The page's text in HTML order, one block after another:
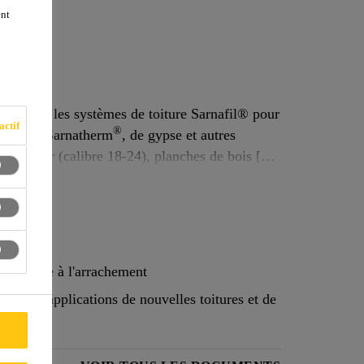
dans les systèmes de toiture Sarnafil® pour
toiture Sarnatherm®, de gypse et autres
en acier (calibre 18-24), planches de bois [38
(15/32 po)].
élevée à l'arrachement
les applications de nouvelles toitures et de